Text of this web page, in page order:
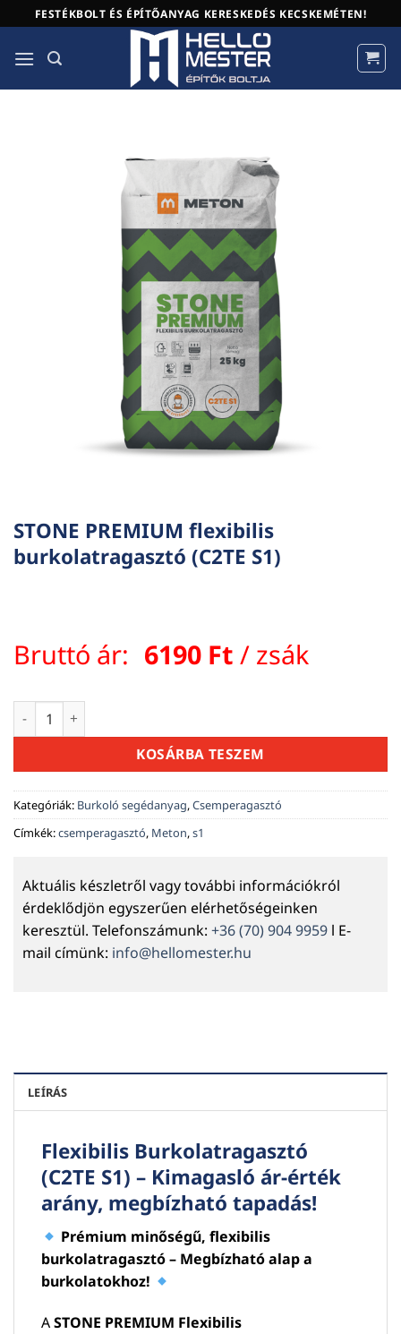
to
content
FESTÉKBOLT ÉS ÉPÍTŐANYAG KERESKEDÉS KECSKEMÉTEN!
STONE PREMIUM flexibilis
burkolatragasztó (C2TE S1)
Bruttó ár: 6190 Ft / zsák
STONE PREMIUM flexibilis burkolatragasztó (C2TE S1)
KOSÁRBA TESZEM
Kategóriák: Burkoló segédanyag,Csemperagasztó
Címkék:csemperagasztó, Meton,s1
Aktuális készletről vagy további információkról
érdeklődjön egyszerűen elérhetőségeinken
keresztül. Telefonszámunk: +36 (70) 904 9959 l E-
mail címünk: info@hellomester.hu
LEÍRÁS
Flexibilis Burkolatragasztó
(C2TE S1) – Kimagasló ár-érték
arány, megbízható tapadás!
Prémium minőségű, flexibilis
burkolatragasztó – Megbízható alap a
burkolatokhoz!
ASTONE PREMIUM Flexibilis